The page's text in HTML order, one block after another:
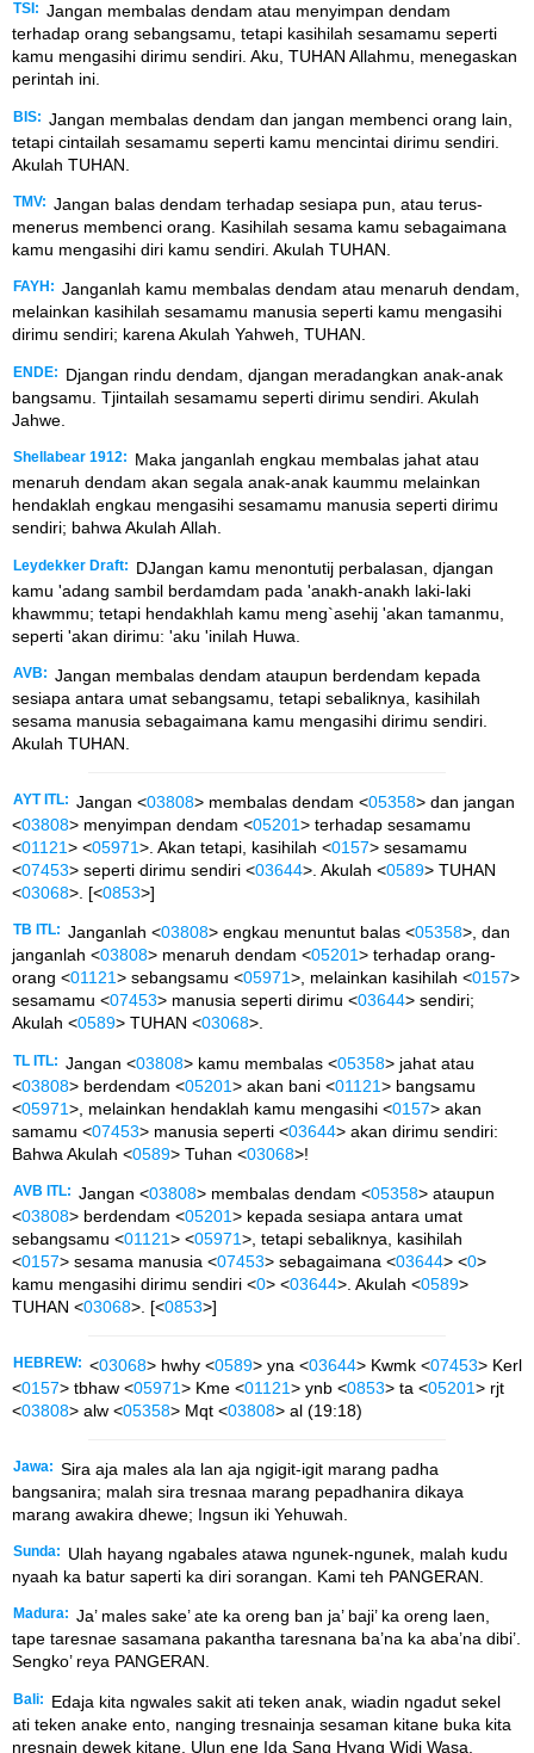
TSI: Jangan membalas dendam atau menyimpan dendam
terhadap orang sebangsamu, tetapi kasihilah sesamamu seperti
kamu mengasihi dirimu sendiri. Aku, TUHAN Allahmu, menegaskan
perintah ini.
BIS: Jangan membalas dendam dan jangan membenci orang lain,
tetapi cintailah sesamamu seperti kamu mencintai dirimu sendiri.
Akulah TUHAN.
TMV: Jangan balas dendam terhadap sesiapa pun, atau terus-
menerus membenci orang. Kasihilah sesama kamu sebagaimana
kamu mengasihi diri kamu sendiri. Akulah TUHAN.
FAYH: Janganlah kamu membalas dendam atau menaruh dendam,
melainkan kasihilah sesamamu manusia seperti kamu mengasihi
dirimu sendiri; karena Akulah Yahweh, TUHAN.
ENDE:
Djangan rindu dendam, djangan meradangkan anak-anak
bangsamu. Tjintailah sesamamu seperti dirimu sendiri. Akulah
Jahwe.
Shellabear 1912:
Maka janganlah engkau membalas jahat atau
menaruh dendam akan segala anak-anak kaummu melainkan
hendaklah engkau mengasihi sesamamu manusia seperti dirimu
sendiri; bahwa Akulah Allah.
Leydekker Draft:
DJangan kamu menontutij perbalasan, djangan
kamu 'adang sambil berdamdam pada 'anakh-anakh laki-laki
khawmmu; tetapi hendakhlah kamu meng`asehij 'akan tamanmu,
seperti 'akan dirimu: 'aku 'inilah Huwa.
AVB: Jangan membalas dendam ataupun berdendam kepada
sesiapa antara umat sebangsamu, tetapi sebaliknya, kasihilah
sesama manusia sebagaimana kamu mengasihi dirimu sendiri.
Akulah TUHAN.
AYT ITL: Jangan <03808> membalas dendam <05358> dan jangan
<03808> menyimpan dendam <05201> terhadap sesamamu
<01121> <05971>. Akan tetapi, kasihilah <0157> sesamamu
<07453> seperti dirimu sendiri <03644>. Akulah <0589> TUHAN
<03068>. [<0853>]
TB ITL: Janganlah <03808> engkau menuntut balas <05358>, dan
janganlah <03808> menaruh dendam <05201> terhadap orang-
orang <01121> sebangsamu <05971>, melainkan kasihilah <0157>
sesamamu <07453> manusia seperti dirimu <03644> sendiri;
Akulah <0589> TUHAN <03068>.
TL ITL: Jangan <03808> kamu membalas <05358> jahat atau
<03808> berdendam <05201> akan bani <01121> bangsamu
<05971>, melainkan hendaklah kamu mengasihi <0157> akan
samamu <07453> manusia seperti <03644> akan dirimu sendiri:
Bahwa Akulah <0589> Tuhan <03068>!
AVB ITL: Jangan <03808> membalas dendam <05358> ataupun
<03808> berdendam <05201> kepada sesiapa antara umat
sebangsamu <01121> <05971>, tetapi sebaliknya, kasihilah
<0157> sesama manusia <07453> sebagaimana <03644> <0>
kamu mengasihi dirimu sendiri <0> <03644>. Akulah <0589>
TUHAN <03068>. [<0853>]
HEBREW: <03068> hwhy <0589> yna <03644> Kwmk <07453> Kerl
<0157> tbhaw <05971> Kme <01121> ynb <0853> ta <05201> rjt
<03808> alw <05358> Mqt <03808> al (19:18)
Jawa: Sira aja males ala lan aja ngigit-igit marang padha
bangsanira; malah sira tresnaa marang pepadhanira dikaya
marang awakira dhewe; Ingsun iki Yehuwah.
Sunda:
Ulah hayang ngabales atawa ngunek-ngunek, malah kudu
nyaah ka batur saperti ka diri sorangan. Kami teh PANGERAN.
Madura: Ja’ males sake’ ate ka oreng ban ja’ baji’ ka oreng laen,
tape taresnae sasamana pakantha taresnana ba’na ka aba’na dibi’.
Sengko’ reya PANGERAN.
Bali:
Edaja kita ngwales sakit ati teken anak, wiadin ngadut sekel
ati teken anake ento, nanging tresnainja sesaman kitane buka kita
nresnain dewek kitane. Ulun ene Ida Sang Hyang Widi Wasa.